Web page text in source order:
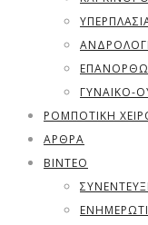
ΓΥΝΑΙΚΟ-
ΡΟΜΠΟΤΙΚΗ
ΑΡΘΡΑ
ΒΊΝΤΕΟ